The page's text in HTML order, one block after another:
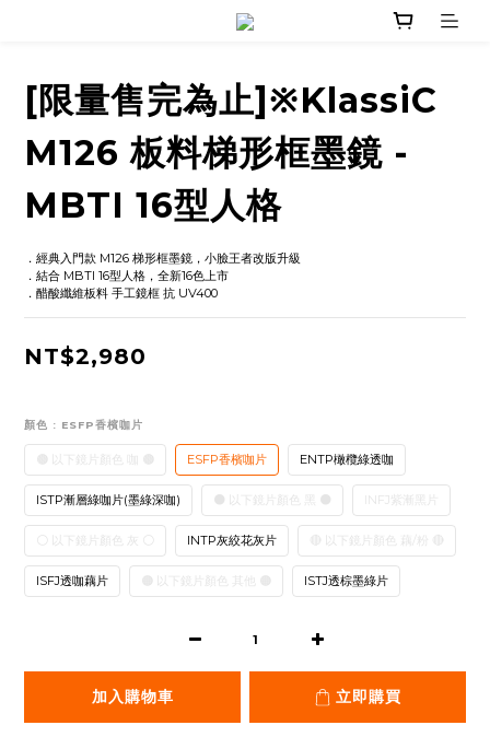
[限量售完為止]※KlassiC
M126 板料梯形框墨鏡 -
MBTI 16型人格
．經典入門款 M126 梯形框墨鏡，小臉王者改版升級
．結合 MBTI 16型人格，全新16色上市
．醋酸纖維板料 手工鏡框 抗 UV400
NT$2,980
顏色 : ESFP香檳咖片
🟤 以下鏡片顏色 咖 🟤 ESFP香檳咖片 ENTP橄欖綠透咖
ISTP漸層綠咖片(墨綠深咖) ⚫ 以下鏡片顏色 黑 ⚫ INFJ紫漸黑片
⚪ 以下鏡片顏色 灰 ⚪ INTP灰絞花灰片 🔴 以下鏡片顏色 藕/粉 🔴
ISFJ透咖藕片 🟠 以下鏡片顏色 其他 🟠 ISTJ透棕墨綠片
加入購物車 立即購買